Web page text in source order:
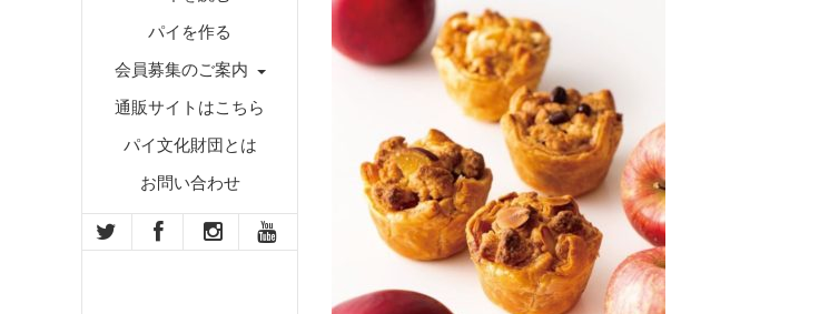
パイを作る
会員募集のご案内
通販サイトはこちら
パイ文化財団とは
お問い合わせ